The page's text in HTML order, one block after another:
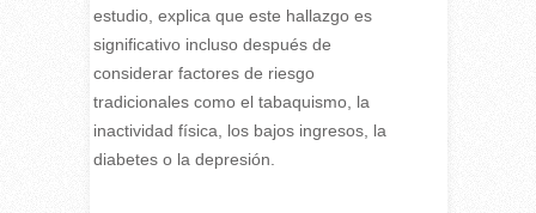
estudio, explica que este hallazgo es
significativo incluso después de
considerar factores de riesgo
tradicionales como el tabaquismo, la
inactividad física, los bajos ingresos, la
diabetes o la depresión.